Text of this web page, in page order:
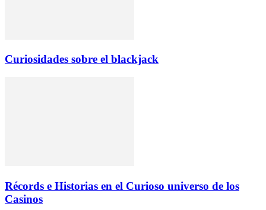
Curiosidades sobre el blackjack
Récords e Historias en el Curioso universo de los
Casinos